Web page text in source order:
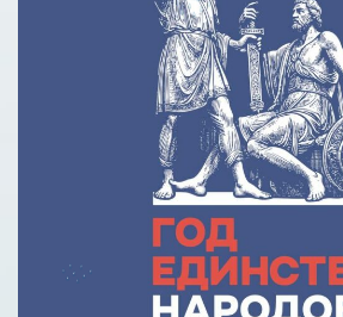
Причины для изменения условий по
кредиту